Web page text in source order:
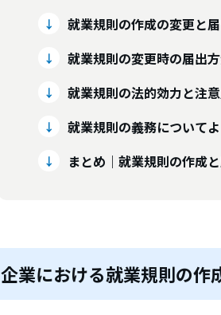
就業規則の作成の変更と
就業規則の変更時の届出
就業規則の法的効力と注
就業規則の義務について
まとめ｜就業規則の作成
企業における就業規則の作